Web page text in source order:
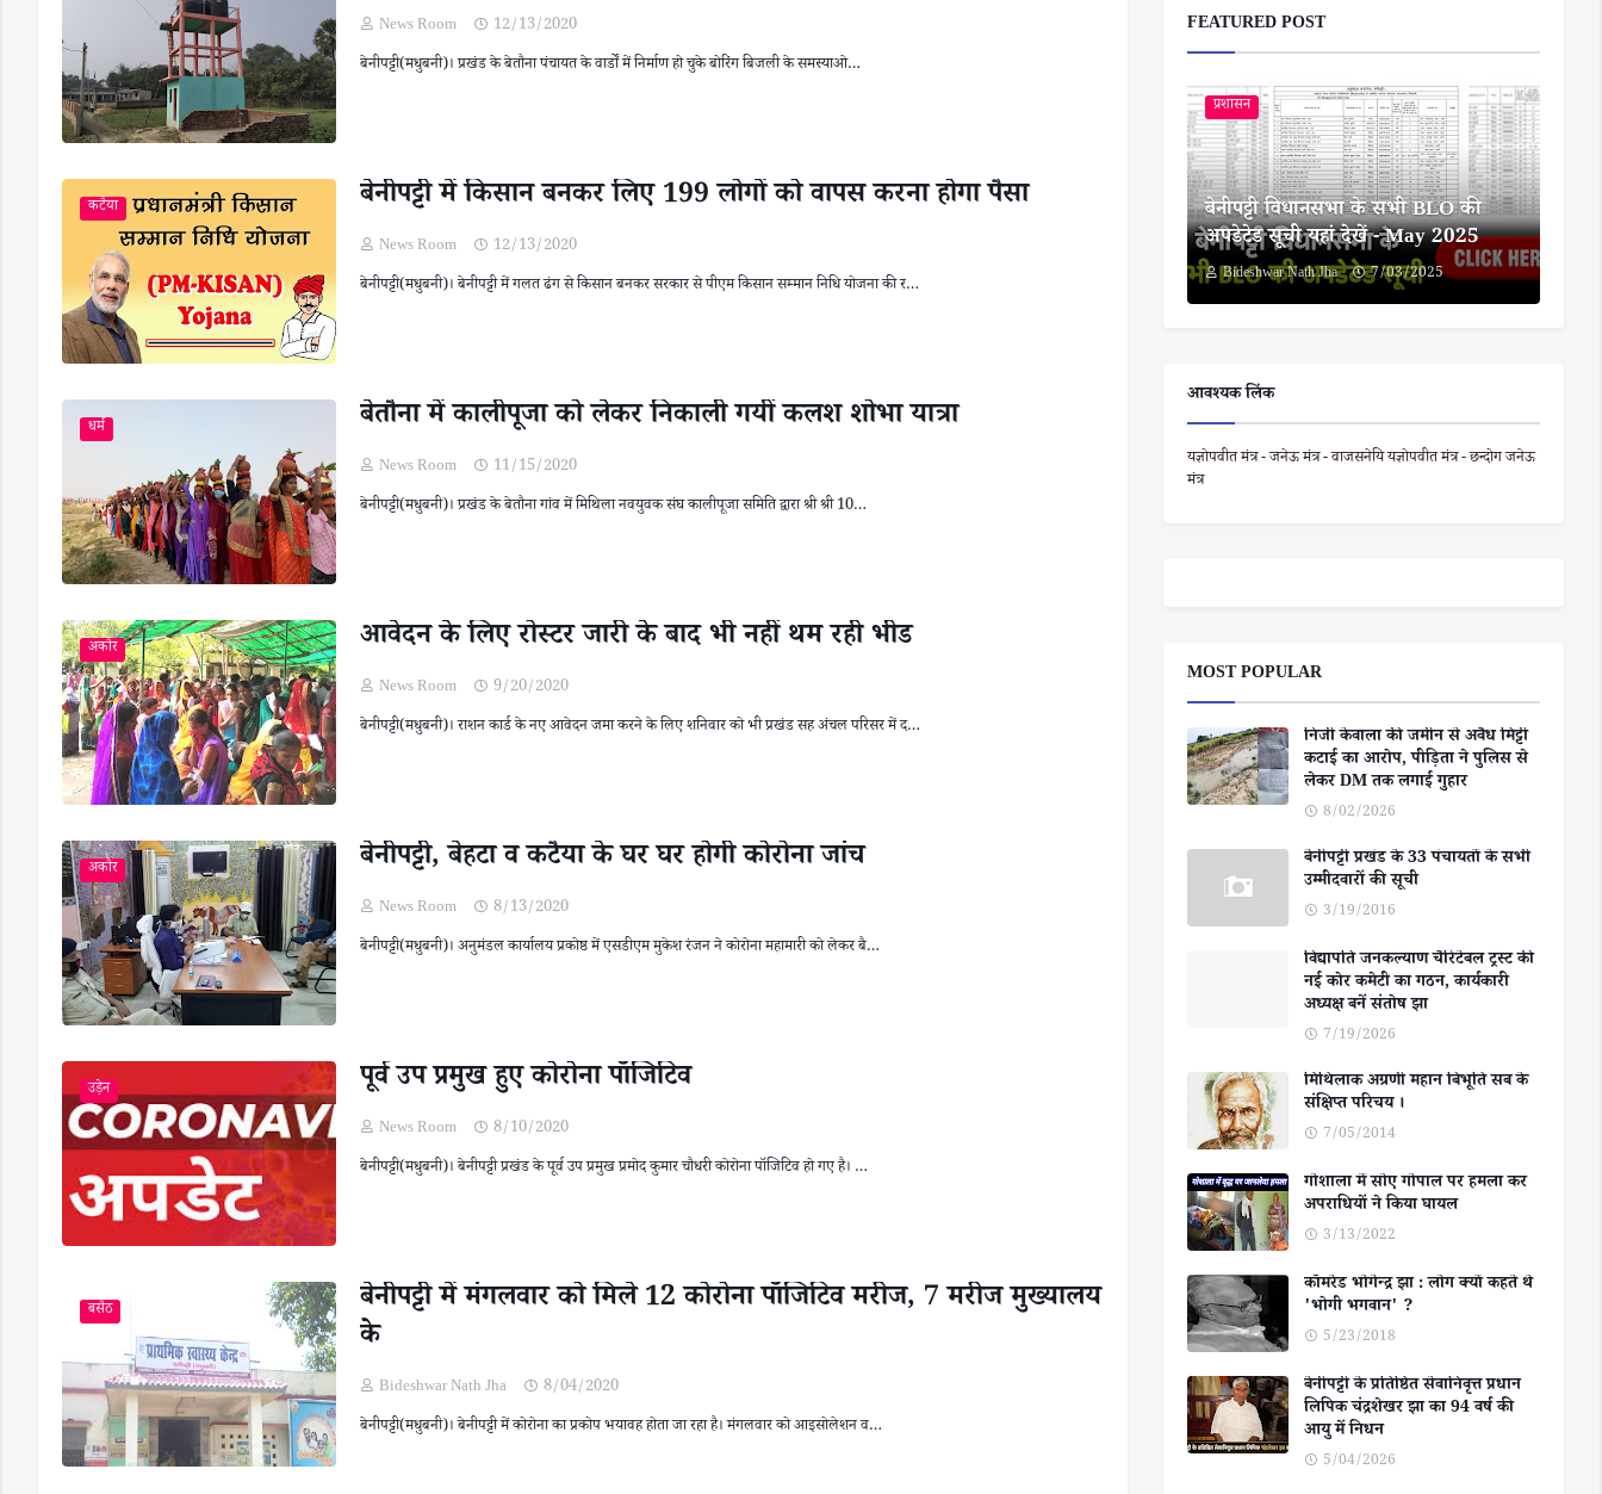
News Room
12/13/2020
बेनीपट्टी(मधुबनी)। प्रखंड के बेतौना पंचायत के वार्डों में निर्माण हो चुके बोरिंग बिजली के समस्याओ…
कटैया बेनीपट्टी में किसान बनकर लिए 199 लोगों को वापस करना होगा पैसा
News Room
12/13/2020
बेनीपट्टी(मधुबनी)। बेनीपट्टी में गलत ढंग से किसान बनकर सरकार से पीएम किसान सम्मान निधि योजना की र…
धर्म बेतौना में कालीपूजा को लेकर निकाली गयीं कलश शोभा यात्रा
News Room
11/15/2020
बेनीपट्टी(मधुबनी)। प्रखंड के बेतौना गांव में मिथिला नवयुवक संघ कालीपूजा समिति द्वारा श्री श्री 10…
अकौर आवेदन के लिए रोस्टर जारी के बाद भी नहीं थम रही भीड
News Room
9/20/2020
बेनीपट्टी(मधुबनी)। राशन कार्ड के नए आवेदन जमा करने के लिए शनिवार को भी प्रखंड सह अंचल परिसर में द…
अकौर बेनीपट्टी, बेहटा व कटैया के घर घर होगी कोरोना जांच
News Room
8/13/2020
बेनीपट्टी(मधुबनी)। अनुमंडल कार्यालय प्रकोष्ठ में एसडीएम मुकेश रंजन ने कोरोना महामारी को लेकर बै…
उड़ेन पूर्व उप प्रमुख हुए कोरोना पॉजिटिव
News Room
8/10/2020
बेनीपट्टी(मधुबनी)। बेनीपट्टी प्रखंड के पूर्व उप प्रमुख प्रमोद कुमार चौधरी कोरोना पॉजिटिव हो गए है। …
बसैठ
बेनीपट्टी में मंगलवार को मिले 12 कोरोना पॉजिटिव मरीज, 7 मरीज मुख्यालय
के
Bideshwar Nath Jha
8/04/2020
बेनीपट्टी(मधुबनी)। बेनीपट्टी में कोरोना का प्रकोप भयावह होता जा रहा है। मंगलवार को आइसोलेशन व…
FEATURED POST
प्रशासन
बेनीपट्टी विधानसभा के सभी BLO की
अपडेटेड सूची यहां देखें - May 2025
Bideshwar Nath Jha 7/03/2025
आवश्यक लिंक
यज्ञोपवीत मंत्र - जनेऊ मंत्र - वाजसनेयि यज्ञोपवीत मंत्र - छन्दोग जनेऊ
मंत्र
MOST POPULAR
निजी केवाला की जमीन से अवैध मिट्टी
कटाई का आरोप, पीड़िता ने पुलिस से
लेकर DM तक लगाई गुहार
8/02/2026
बेनीपट्टी प्रखंड के 33 पंचायतों के सभी
उम्मीदवारों की सूची
3/19/2016
विद्यापति जनकल्याण चैरिटेबल ट्रस्ट की
नई कोर कमेटी का गठन, कार्यकारी
अध्यक्ष बनें संतोष झा
7/19/2026
मिथिलाक अग्रणी महान बिभूति सब के
संक्षिप्त परिचय ।
7/05/2014
गोशाला में सोए गोपाल पर हमला कर
अपराधियों ने किया घायल
3/13/2022
कॉमरेड भोगेन्द्र झा : लोग क्यों कहते थे
'भोगी भगवान' ?
5/23/2018
बेनीपट्टी के प्रतिष्ठित सेवानिवृत्त प्रधान
लिपिक चंद्रशेखर झा का 94 वर्ष की
आयु में निधन
5/04/2026